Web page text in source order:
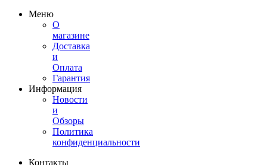
Меню
О
магазине
Доставка
и
Оплата
Гарантия
Информация
Новости
и
Обзоры
Политика
конфиденциальности
Контакты